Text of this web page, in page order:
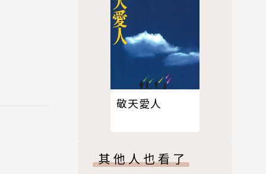
性倫理
敬天愛人
其他人也看了